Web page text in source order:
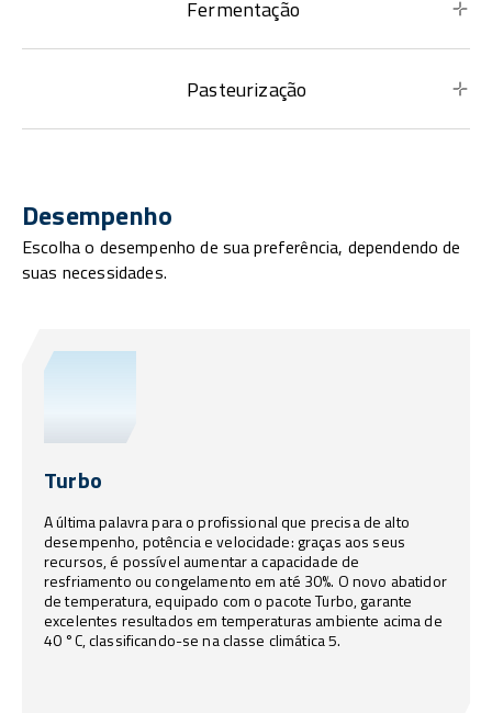
Fermentação
Pasteurização
Desempenho
Escolha o desempenho de sua preferência, dependendo de
suas necessidades.
Turbo
A última palavra para o profissional que precisa de alto
desempenho, potência e velocidade: graças aos seus
recursos, é possível aumentar a capacidade de
resfriamento ou congelamento em até 30%. O novo abatidor
de temperatura, equipado com o pacote Turbo, garante
excelentes resultados em temperaturas ambiente acima de
40 °C, classificando-se na classe climática 5.